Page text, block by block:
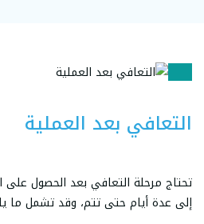
التعافي بعد العملية
تحتاج مرحلة التعافي بعد الحصول على
إلى عدة أيام حتى تتم، وقد تشمل ما